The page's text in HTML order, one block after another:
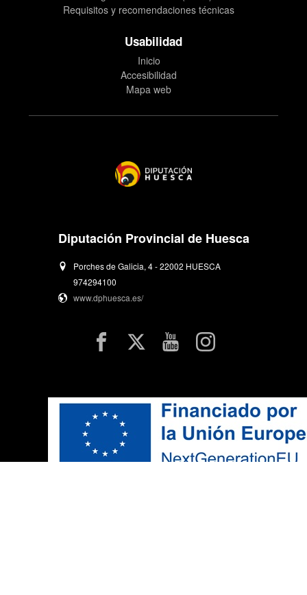
Requisitos y recomendaciones técnicas
Usabilidad
Inicio
Accesibilidad
Mapa web
Diputación Provincial de Huesca
Porches de Galicia, 4 - 22002 HUESCA
974294100
www.dphuesca.es/